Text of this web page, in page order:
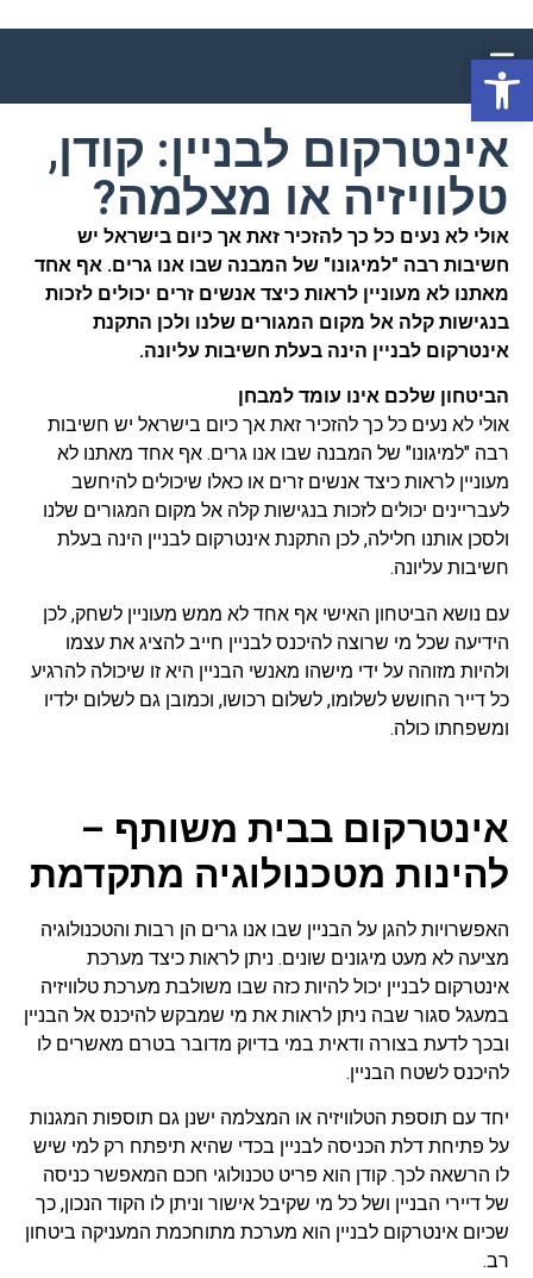
אינטרקום לבניין: קודן,
טלוויזיה או מצלמה?
אולי לא נעים כל כך להזכיר זאת אך כיום בישראל יש
חשיבות רבה "למיגונו" של המבנה שבו אנו גרים. אף אחד
מאתנו לא מעוניין לראות כיצד אנשים זרים יכולים לזכות
בנגישות קלה אל מקום המגורים שלנו ולכן התקנת
אינטרקום לבניין הינה בעלת חשיבות עליונה.
הביטחון שלכם אינו עומד למבחן
אולי לא נעים כל כך להזכיר זאת אך כיום בישראל יש חשיבות
רבה "למיגונו" של המבנה שבו אנו גרים. אף אחד מאתנו לא
מעוניין לראות כיצד אנשים זרים או כאלו שיכולים להיחשב
לעבריינים יכולים לזכות בנגישות קלה אל מקום המגורים שלנו
ולסכן אותנו חלילה, לכן התקנת אינטרקום לבניין הינה בעלת
חשיבות עליונה.
עם נושא הביטחון האישי אף אחד לא ממש מעוניין לשחק, לכן
הידיעה שכל מי שרוצה להיכנס לבניין חייב להציג את עצמו
ולהיות מזוהה על ידי מישהו מאנשי הבניין היא זו שיכולה להרגיע
כל דייר החושש לשלומו, לשלום רכושו, וכמובן גם לשלום ילדיו
ומשפחתו כולה.
אינטרקום בבית משותף –
להינות מטכנולוגיה מתקדמת
האפשרויות להגן על הבניין שבו אנו גרים הן רבות והטכנולוגיה
מציעה לא מעט מיגונים שונים. ניתן לראות כיצד מערכת
אינטרקום לבניין יכול להיות כזה שבו משולבת מערכת טלוויזיה
במעגל סגור שבה ניתן לראות את מי שמבקש להיכנס אל הבניין
ובכך לדעת בצורה ודאית במי בדיוק מדובר בטרם מאשרים לו
להיכנס לשטח הבניין.
יחד עם תוספת הטלוויזיה או המצלמה ישנן גם תוספות המגנות
על פתיחת דלת הכניסה לבניין בכדי שהיא תיפתח רק למי שיש
לו הרשאה לכך. קודן הוא פריט טכנולוגי חכם המאפשר כניסה
של דיירי הבניין ושל כל מי שקיבל אישור וניתן לו הקוד הנכון, כך
שכיום אינטרקום לבניין הוא מערכת מתוחכמת המעניקה ביטחון
רב.
פתח סרגל נגישות